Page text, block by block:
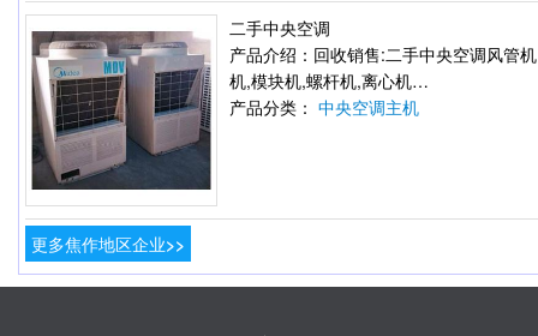
二手中央空调
产品介绍：回收销售:二手中央空调风管
机,模块机,螺杆机,离心机…
产品分类： 中央空调主机
更多焦作地区企业>>